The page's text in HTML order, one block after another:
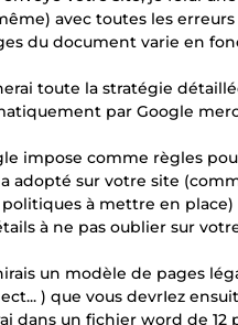
avec toutes les
du document varie en
toute la stratégie
par Google
impose comme règles
adopté sur votre site
à mettre en place)
à ne pas oublier sur
un modèle de pages
) que vous devrIez
dans un fichier word de 12